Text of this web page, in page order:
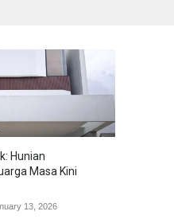
Hunian
Masa Kini
13, 2026